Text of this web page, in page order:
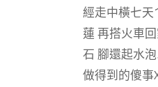
經走中橫七天
蓮 再搭火車
石 腳還起水
做得到的傻事